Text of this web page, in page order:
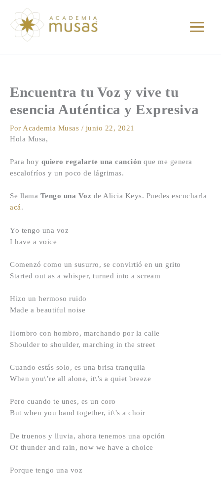
contenido
Encuentra tu Voz y vive tu
esencia Auténtica y Expresiva
Por Academia Musas / junio 22, 2021
Hola Musa,
Para hoy quiero regalarte una canción que me genera
escalofríos y un poco de lágrimas.
Se llama Tengo una Voz de Alicia Keys. Puedes escucharla
acá.
Yo tengo una voz
I have a voice
Comenzó como un susurro, se convirtió en un grito
Started out as a whisper, turned into a scream
Hizo un hermoso ruido
Made a beautiful noise
Hombro con hombro, marchando por la calle
Shoulder to shoulder, marching in the street
Cuando estás solo, es una brisa tranquila
When you\’re all alone, it\’s a quiet breeze
Pero cuando te unes, es un coro
But when you band together, it\’s a choir
De truenos y lluvia, ahora tenemos una opción
Of thunder and rain, now we have a choice
Porque tengo una voz